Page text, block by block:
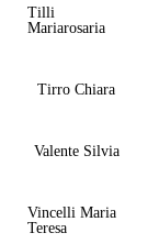
Tilli
Mariarosaria
Tirro Chiara
Valente Silvia
Vincelli Maria
Teresa